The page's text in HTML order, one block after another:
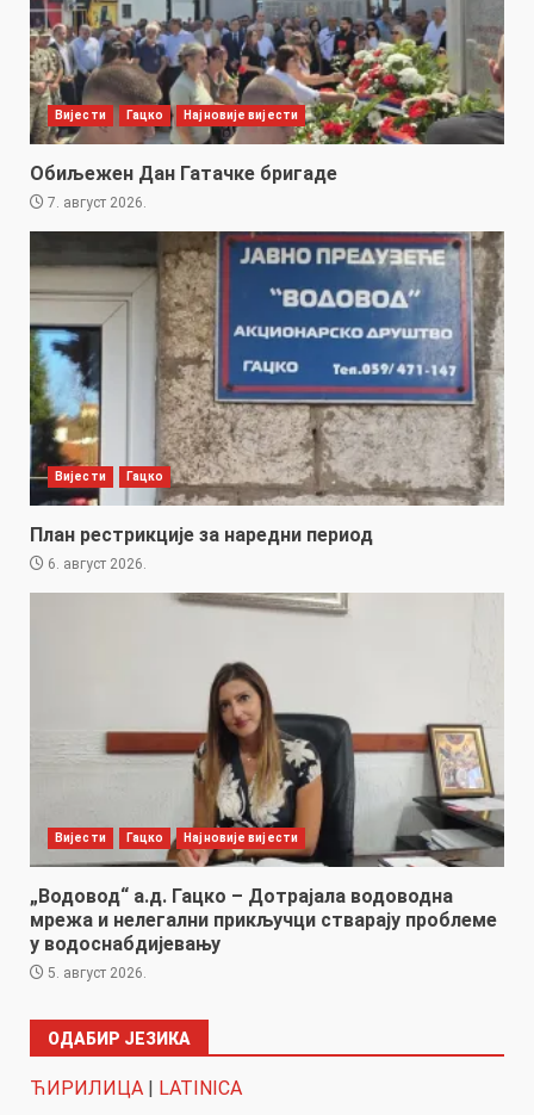
Вијести Гацко Најновије вијести
Обиљежен Дан Гатачке бригаде
7. август 2026.
Вијести Гацко
План рестрикције за наредни период
6. август 2026.
Вијести Гацко Најновије вијести
„Водовод“ а.д. Гацко – Дотрајала водоводна
мрежа и нелегални прикључци стварају проблеме
у водоснабдијевању
5. август 2026.
ОДАБИР ЈЕЗИКА
ЋИРИЛИЦА | LATINICA